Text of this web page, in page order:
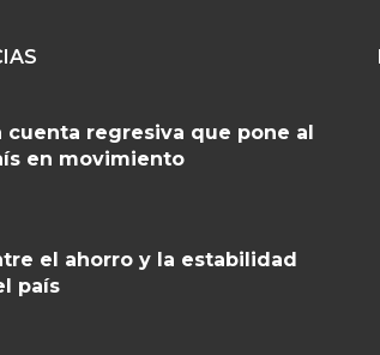
cuenta regresiva que pone al
en movimiento
el ahorro y la estabilidad
país